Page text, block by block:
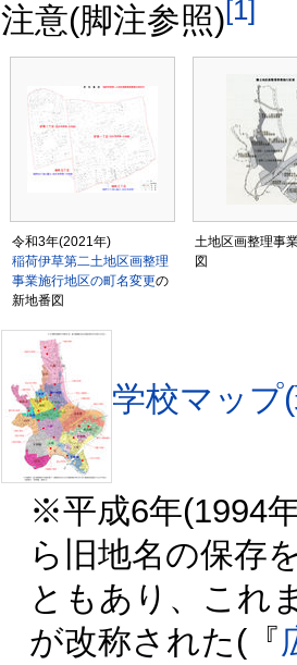
注意(脚注参照)[1]
令和3年(2021年)
稲荷伊草第二土地区画整理
事業施行地区の町名変更の
新地番図
土地区画整理事
図
学校マップ
※平成6年(1994
ら旧地名の保存
ともあり、これ
が改称された(『